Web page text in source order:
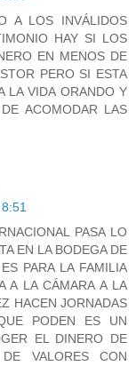
A LOS INVÁLIDOS
HAY SI LOS
EN MENOS DE
PERO SI ESTA
LA VIDA ORANDO Y
ACOMODAR LAS
PASA LO
EN LA BODEGA DE
PARA LA FAMILIA
A LA CÁMARA A LA
HACEN JORNADAS
PODEN ES UN
EL DINERO DE
VALORES CON